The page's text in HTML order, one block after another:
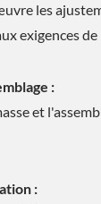
les
exigences
:
et
: